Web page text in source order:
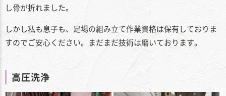
し骨が折れました。
しかし私も息子も、足場の組み立て作業資格は保有しておりま
すのでご安心ください。まだまだ技術は磨いております。
高圧洗浄